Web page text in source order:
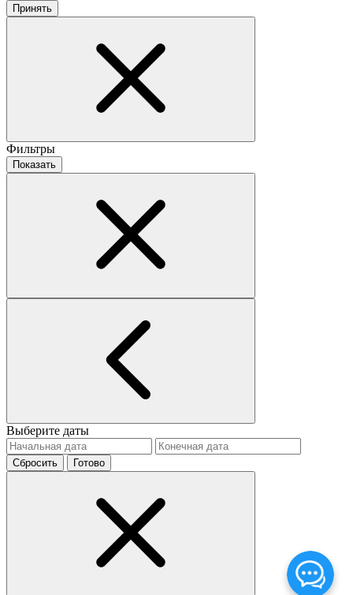
Принять
Фильтры
Показать
Выберите даты
Сбросить Готово